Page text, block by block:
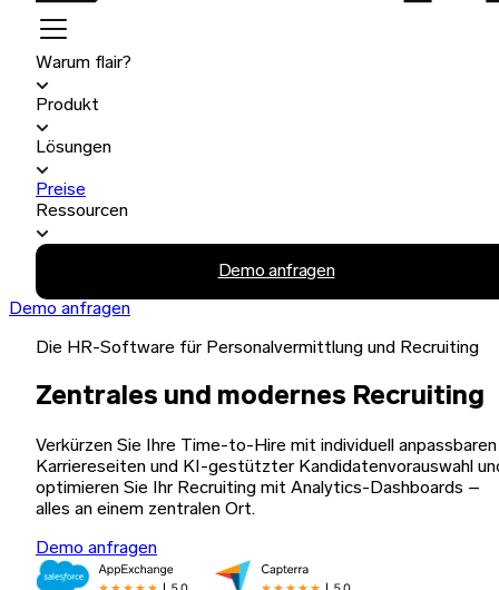
Warum flair?
Produkt
Lösungen
Preise
Ressourcen
Demo anfragen
Demo anfragen
Die HR-Software für Personalvermittlung und Recruiting
Zentrales und modernes Recruiting
Verkürzen Sie Ihre Time-to-Hire mit individuell anpassbaren
Karriereseiten und KI-gestützter Kandidatenvorauswahl
optimieren Sie Ihr Recruiting mit Analytics-Dashboards –
alles an einem zentralen Ort.
Demo anfragen